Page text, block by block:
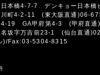
日本橋4-7-7デンキョー日本
川町4-2-11(東大阪直通)06-
4-19 GA甲府第4-3 (甲府直
名坂字万吉前23-1 (仙台直通
)/Fax:03-5304-8315